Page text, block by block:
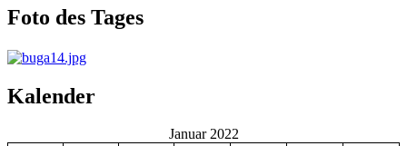
Foto des Tages
Kalender
Januar 2022